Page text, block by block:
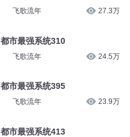
飞歌流年 27.3万
都市最强系统310
飞歌流年 24.5万
都市最强系统395
飞歌流年 23.9万
都市最强系统413